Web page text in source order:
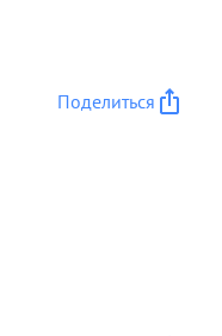
Тов.
Поделиться